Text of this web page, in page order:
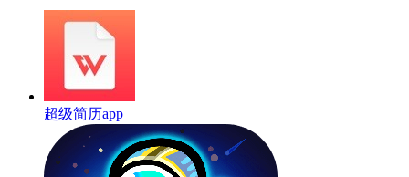
超级简历app